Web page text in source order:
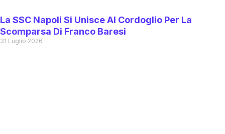
La SSC Napoli Si Unisce Al Cordoglio Per La
Scomparsa Di Franco Baresi
31 Luglio 2026